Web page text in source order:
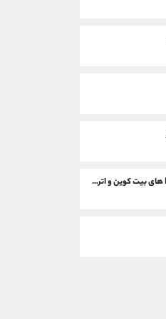
ورود 169 میلیون دلار سرمایه به ETF های بیت کوین و اتریوم